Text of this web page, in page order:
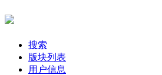
搜索
版块列表
用户信息